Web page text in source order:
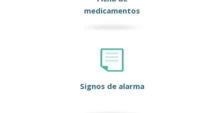
medicamentos
Signos de alarma